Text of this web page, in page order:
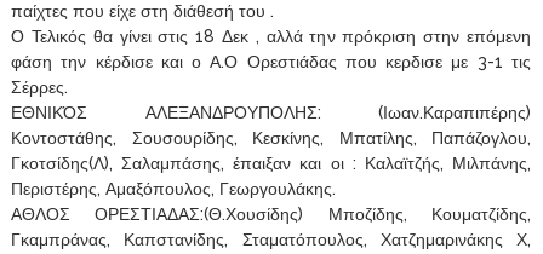
παίχτες που είχε στη διάθεσή του .
Ο Τελικός θα γίνει στις 18 Δεκ , αλλά την πρόκριση στην επόμενη
φάση την κέρδισε και ο Α.Ο Ορεστιάδας που κερδισε με 3-1 τις
Σέρρες.
ΕΘΝΙΚΌΣ ΑΛΕΞΑΝΔΡΟΥΠΟΛΗΣ: (Ιωαν.Καραπιπέρης)
Κοντοστάθης, Σουσουρίδης, Κεσκίνης, Μπατίλης, Παπάζογλου,
Γκοτσίδης(Λ), Σαλαμπάσης, έπαιξαν και οι : Καλαϊτζής, Μιλπάνης,
Περιστέρης, Αμαξόπουλος, Γεωργουλάκης.
ΑΘΛΟΣ ΟΡΕΣΤΙΑΔΑΣ:(Θ.Χουσίδης) Μποζίδης, Κουματζίδης,
Γκαμπράνας, Καπστανίδης, Σταματόπουλος, Χατζημαρινάκης Χ,